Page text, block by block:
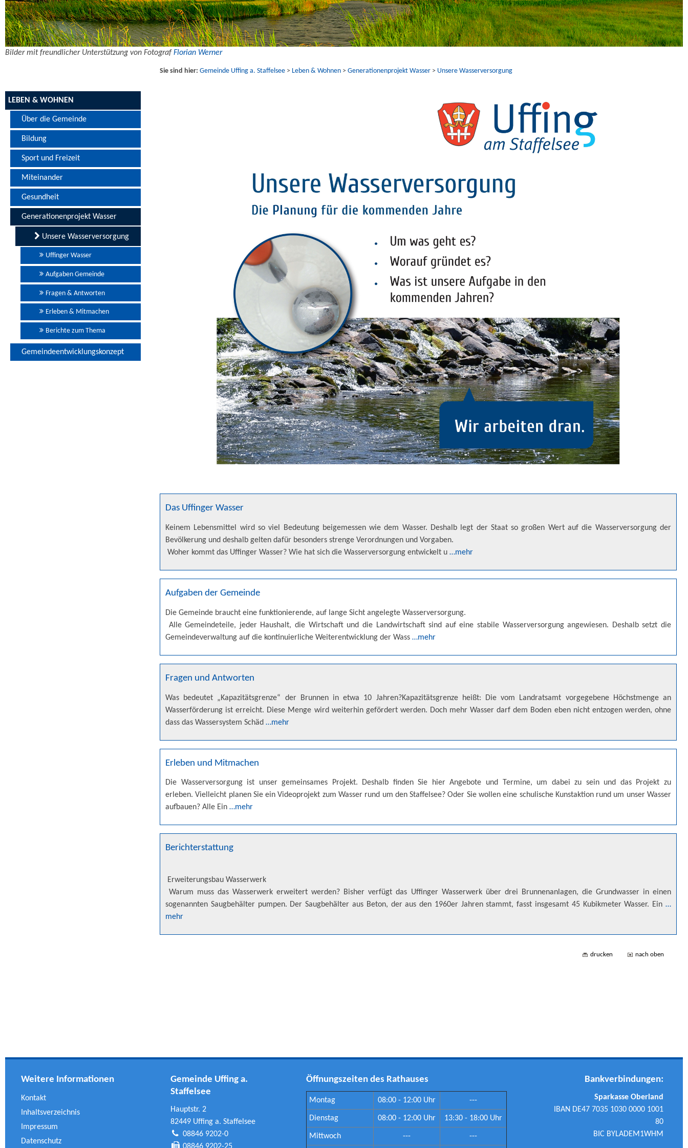
Bilder mit freundlicher Unterstützung von Fotograf Florian Werner
LEBEN & WOHNEN
Über die Gemeinde
Bildung
Sport und Freizeit
Miteinander
Gesundheit
Generationenprojekt Wasser
Unsere Wasserversorgung
Uffinger Wasser
Aufgaben Gemeinde
Fragen & Antworten
Erleben & Mitmachen
Berichte zum Thema
Gemeindeentwicklungskonzept
Sie sind hier: Gemeinde Uffing a. Staffelsee > Leben & Wohnen > Generationenprojekt Wasser > Unsere Wasserversorgung
Das Uffinger Wasser
Keinem Lebensmittel wird so viel Bedeutung beigemessen wie dem Wasser. Deshalb legt der Staat so großen Wert auf die Wasserversorgung der
Bevölkerung und deshalb gelten dafür besonders strenge Verordnungen und Vorgaben.
Woher kommt das Uffinger Wasser? Wie hat sich die Wasserversorgung entwickelt u …mehr
Aufgaben der Gemeinde
Die Gemeinde braucht eine funktionierende, auf lange Sicht angelegte Wasserversorgung.
Alle Gemeindeteile, jeder Haushalt, die Wirtschaft und die Landwirtschaft sind auf eine stabile Wasserversorgung angewiesen. Deshalb setzt die
Gemeindeverwaltung auf die kontinuierliche Weiterentwicklung der Wass …mehr
Fragen und Antworten
Was bedeutet „Kapazitätsgrenze“ der Brunnen in etwa 10 Jahren?Kapazitätsgrenze heißt: Die vom Landratsamt vorgegebene Höchstmenge an
Wasserförderung ist erreicht. Diese Menge wird weiterhin gefördert werden. Doch mehr Wasser darf dem Boden eben nicht entzogen werden, ohne
dass das Wassersystem Schäd …mehr
Erleben und Mitmachen
Die Wasserversorgung ist unser gemeinsames Projekt. Deshalb finden Sie hier Angebote und Termine, um dabei zu sein und das Projekt zu
erleben. Vielleicht planen Sie ein Videoprojekt zum Wasser rund um den Staffelsee? Oder Sie wollen eine schulische Kunstaktion rund um unser Wasser
aufbauen? Alle Ein …mehr
Berichterstattung
Erweiterungsbau Wasserwerk
Warum muss das Wasserwerk erweitert werden? Bisher verfügt das Uffinger Wasserwerk über drei Brunnenanlagen, die Grundwasser in einen
sogenannten Saugbehälter pumpen. Der Saugbehälter aus Beton, der aus den 1960er Jahren stammt, fasst insgesamt 45 Kubikmeter Wasser. Ein …
mehr
drucken nach oben
Weitere Informationen
Kontakt
Inhaltsverzeichnis
Impressum
Datenschutz
Gemeinde Uffing a.
Staffelsee
Hauptstr. 2
82449 Uffing a. Staffelsee
08846 9202-0
08846 9202-25
Öffnungszeiten des Rathauses
Montag 08:00 - 12:00 Uhr ---
Dienstag 08:00 - 12:00 Uhr 13:30 - 18:00 Uhr
Mittwoch --- ---
Bankverbindungen:
Sparkasse Oberland
IBAN DE47 7035 1030 0000 1001
80
BIC BYLADEM1WHM